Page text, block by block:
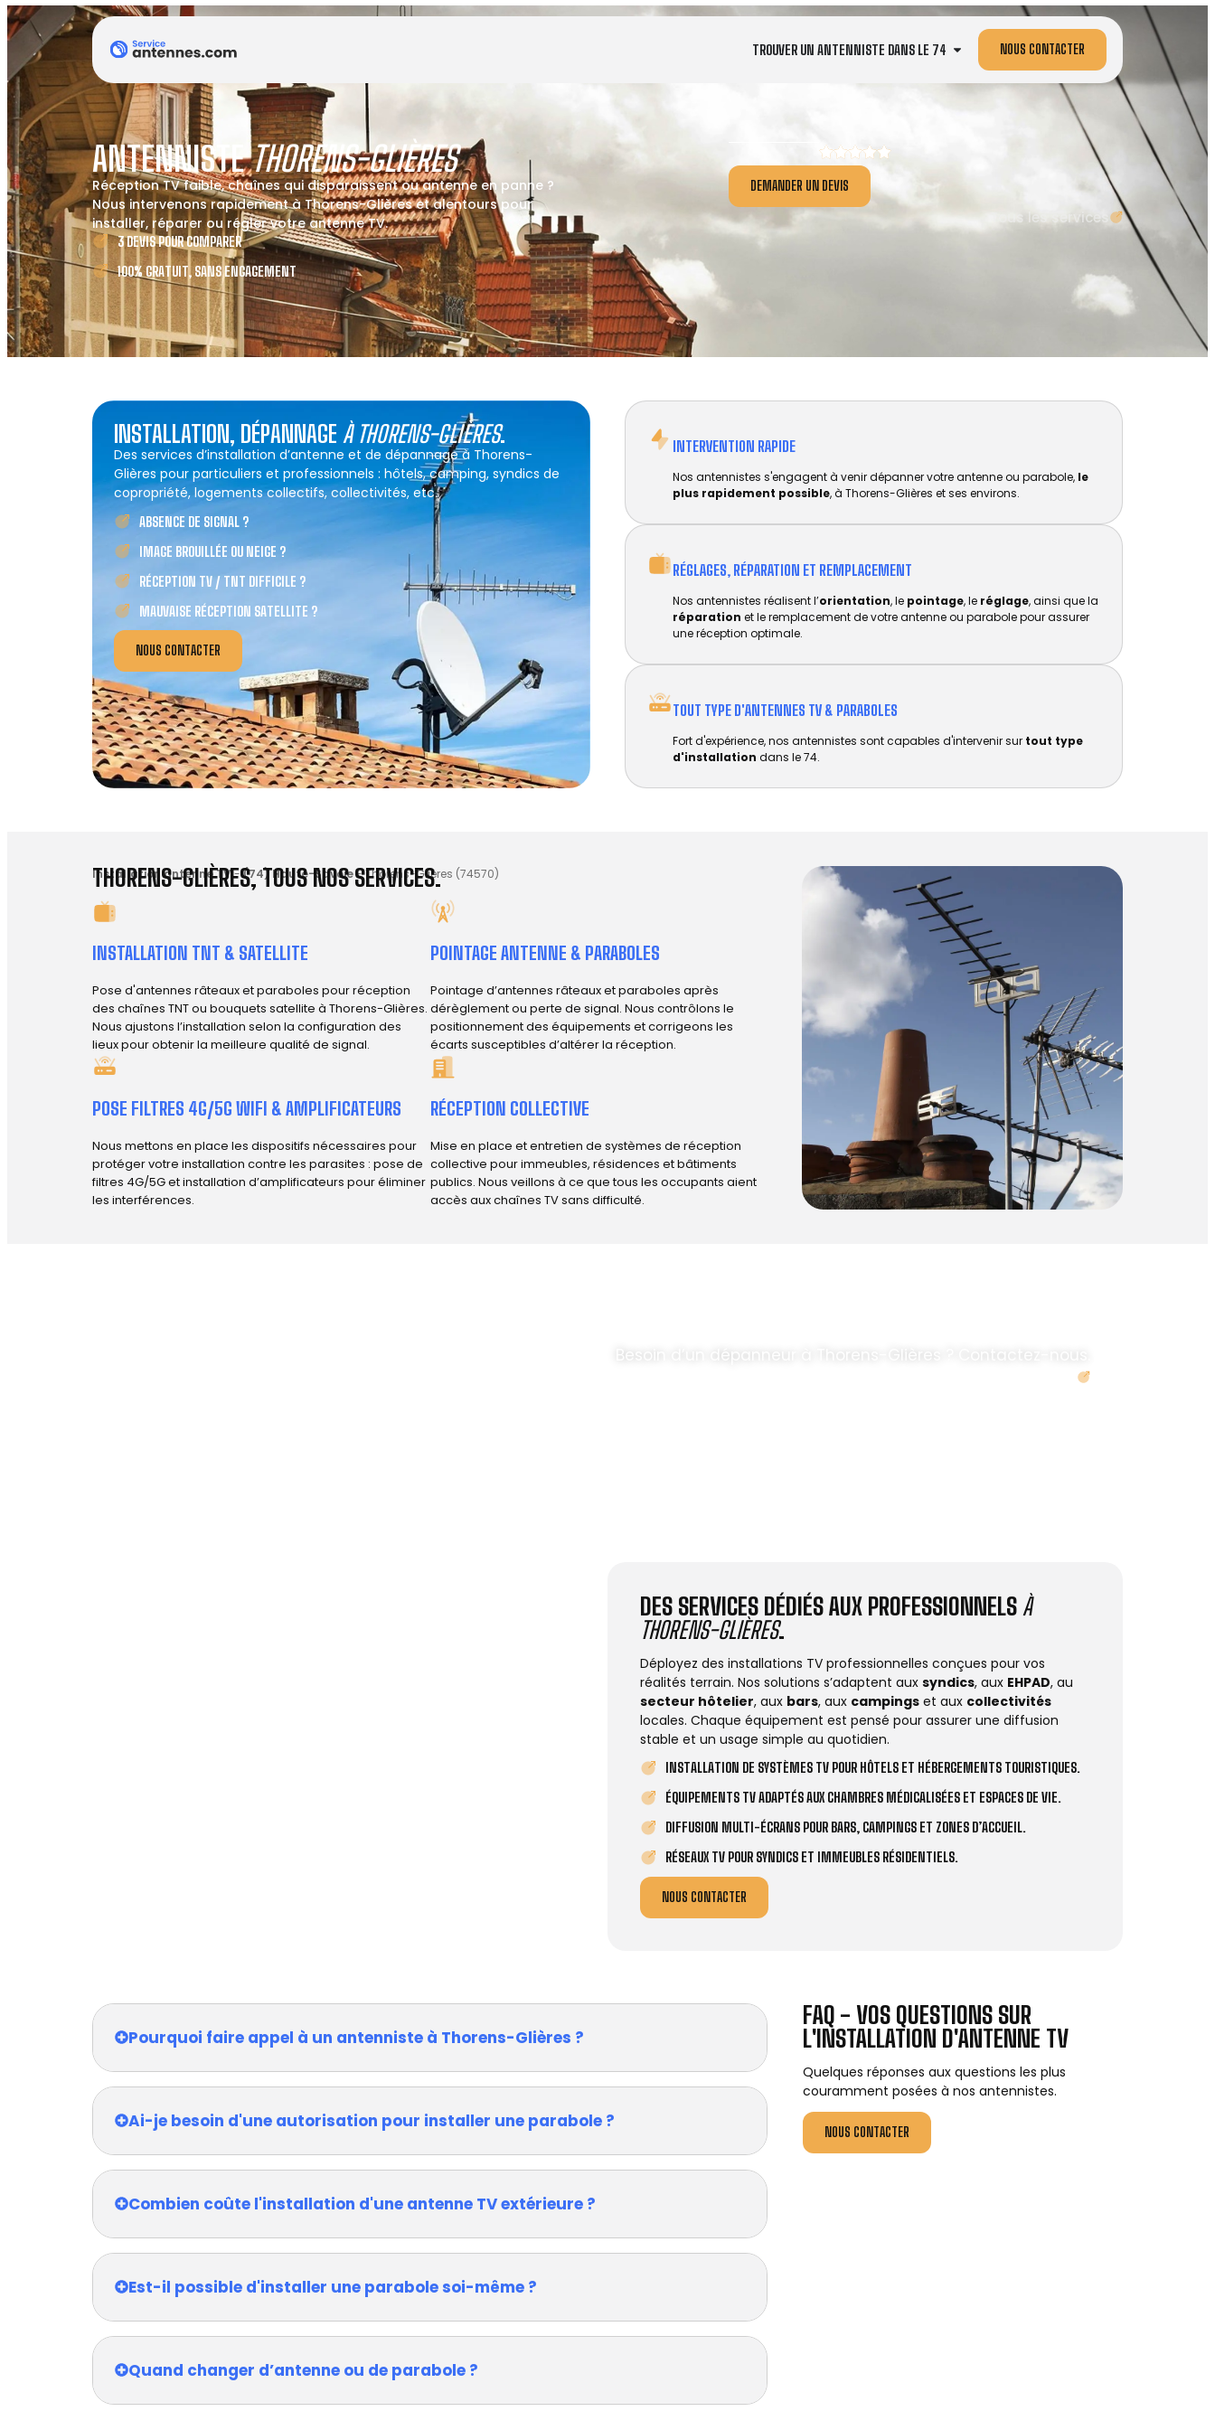
TROUVER UN ANTENNISTE DANS LE 74 NOUS CONTACTER
ANTENNISTETHORENS-GLIÈRES
Réception TV faible, chaînes qui disparaissent ou antenne en panne ?
Nous intervenons rapidement à Thorens-Glières et alentours pour
installer, réparer ou régler votre antenne TV.
3 DEVIS POUR COMPARER
100% GRATUIT, SANS ENGAGEMENT
DEMANDER UN DEVIS
Tous les services
INSTALLATION, DÉPANNAGE À THORENS-GLIÈRES.
Des services d’installation d’antenne et de dépannage à Thorens-
Glières pour particuliers et professionnels : hôtels, camping, syndics de
copropriété, logements collectifs, collectivités, etc.
ABSENCE DE SIGNAL ?
IMAGE BROUILLÉE OU NEIGE ?
RÉCEPTION TV / TNT DIFFICILE ?
MAUVAISE RÉCEPTION SATELLITE ?
NOUS CONTACTER
INTERVENTION RAPIDE
Nos antennistes s'engagent à venir dépanner votre antenne ou parabole, le
plus rapidement possible, à Thorens-Glières et ses environs.
RÉGLAGES, RÉPARATION ET REMPLACEMENT​
Nos antennistes réalisent l’orientation, le pointage, le réglage, ainsi que la
réparation et le remplacement de votre antenne ou parabole pour assurer
une réception optimale.
TOUT TYPE D'ANTENNES TV & PARABOLES
Fort d'expérience, nos antennistes sont capables d'intervenir sur tout type
d'installation dans le 74.
Installation antenne TV-(74) Haute-Savoie-Thorens-Glières (74570)
THORENS-GLIÈRES, TOUS NOS SERVICES.
INSTALLATION TNT & SATELLITE
Pose d'antennes râteaux et paraboles pour réception
des chaînes TNT ou bouquets satellite à Thorens-Glières.
Nous ajustons l’installation selon la configuration des
lieux pour obtenir la meilleure qualité de signal.
POINTAGE ANTENNE & PARABOLES
Pointage d’antennes râteaux et paraboles après
dérèglement ou perte de signal. Nous contrôlons le
positionnement des équipements et corrigeons les
écarts susceptibles d’altérer la réception.
POSE FILTRES 4G/5G WIFI & AMPLIFICATEURS
Nous mettons en place les dispositifs nécessaires pour
protéger votre installation contre les parasites : pose de
filtres 4G/5G et installation d’amplificateurs pour éliminer
les interférences.
RÉCEPTION COLLECTIVE
Mise en place et entretien de systèmes de réception
collective pour immeubles, résidences et bâtiments
publics. Nous veillons à ce que tous les occupants aient
accès aux chaînes TV sans difficulté.
Besoin d’un dépanneur à Thorens-Glières ? Contactez-nous.
DES SERVICES DÉDIÉS AUX PROFESSIONNELS À
THORENS-GLIÈRES.
Déployez des installations TV professionnelles conçues pour vos
réalités terrain. Nos solutions s’adaptent aux syndics, aux EHPAD, au
secteur hôtelier, aux bars, aux campings et aux collectivités
locales. Chaque équipement est pensé pour assurer une diffusion
stable et un usage simple au quotidien.
INSTALLATION DE SYSTÈMES TV POUR HÔTELS ET HÉBERGEMENTS TOURISTIQUES.
ÉQUIPEMENTS TV ADAPTÉS AUX CHAMBRES MÉDICALISÉES ET ESPACES DE VIE.
DIFFUSION MULTI-ÉCRANS POUR BARS, CAMPINGS ET ZONES D’ACCUEIL.
RÉSEAUX TV POUR SYNDICS ET IMMEUBLES RÉSIDENTIELS.
NOUS CONTACTER
FAQ - VOS QUESTIONS SUR
L'INSTALLATION D'ANTENNE TV
Quelques réponses aux questions les plus
couramment posées à nos antennistes.
NOUS CONTACTER
Pourquoi faire appel à un antenniste à Thorens-Glières ?
Ai-je besoin d'une autorisation pour installer une parabole ?
Combien coûte l'installation d'une antenne TV extérieure ?
Est-il possible d'installer une parabole soi-même ?
Quand changer d’antenne ou de parabole ?